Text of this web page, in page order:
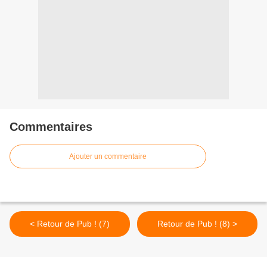
Commentaires
Ajouter un commentaire
< Retour de Pub ! (7) Retour de Pub ! (8) >